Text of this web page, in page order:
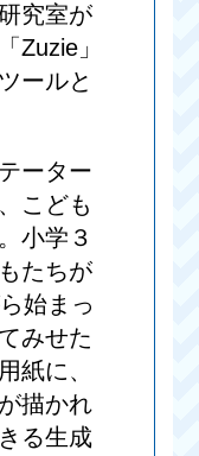
究室が
Zuzie」
ールと
ーター
こども
小学３
たちが
始まっ
みせた
紙に、
描かれ
る生成